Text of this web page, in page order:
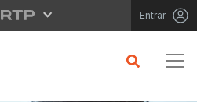
Entrar